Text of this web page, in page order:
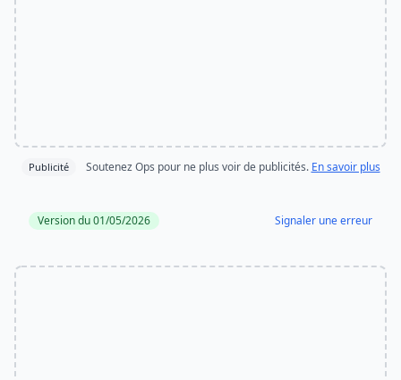
Publicité Soutenez Ops pour ne plus voir de publicités. En savoir plus
Version du 01/05/2026 Signaler une erreur